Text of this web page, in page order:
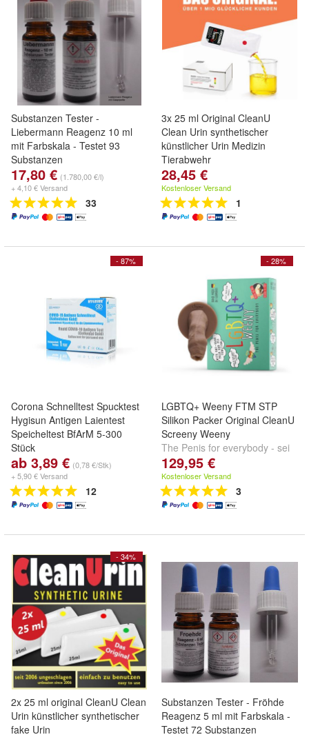
Substanzen Tester -
Liebermann Reagenz 10 ml
mit Farbskala - Testet 93
Substanzen
17,80 € (1.780,00 €/l)
+ 4,10 € Versand
33
3x 25 ml Original CleanU
Clean Urin synthetischer
künstlicher Urin Medizin
Tierabwehr
28,45 €
Kostenloser Versand
1
- 87%
Corona Schnelltest Spucktest
Hygisun Antigen Laientest
Speicheltest BfArM 5-300
Stück
ab 3,89 € (0,78 €/Stk)
+ 5,90 € Versand
12
- 28%
LGBTQ+ Weeny FTM STP
Silikon Packer Original CleanU
Screeny Weeny
The Penis for everybody - sei
du selbst! In allen Farben und
Formen !
129,95 €
Kostenloser Versand
3
- 34%
2x 25 ml original CleanU Clean
Urin künstlicher synthetischer
fake Urin
Substanzen Tester - Fröhde
Reagenz 5 ml mit Farbskala -
Testet 72 Substanzen